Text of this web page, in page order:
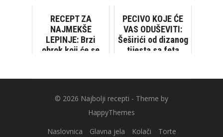
3 minute
RECEPT ZA
NAJMEKŠE
LEPINJE: Brzi
obrok koji će se
PECIVO KOJE ĆE
VAS ODUŠEVITI:
Šeširići od dizanog
tijesta sa feta
© 2026 Najbolji recepti - Theme by
HappyThemes
Naslovnica
Glavna jela Kolači Torte